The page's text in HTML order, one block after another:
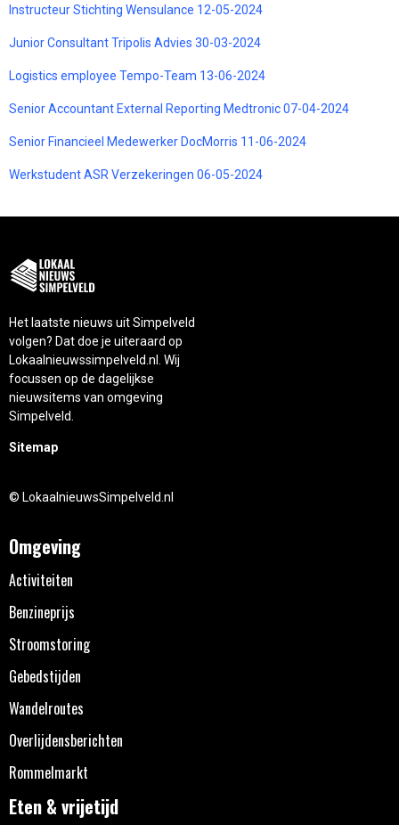
Instructeur Stichting Wensulance 12-05-2024
Junior Consultant Tripolis Advies 30-03-2024
Logistics employee Tempo-Team 13-06-2024
Senior Accountant External Reporting Medtronic 07-04-2024
Senior Financieel Medewerker DocMorris 11-06-2024
Werkstudent ASR Verzekeringen 06-05-2024
Het laatste nieuws uit Simpelveld
volgen? Dat doe je uiteraard op
Lokaalnieuwssimpelveld.nl. Wij
focussen op de dagelijkse
nieuwsitems van omgeving
Simpelveld.
Sitemap
© LokaalnieuwsSimpelveld.nl
Omgeving
Activiteiten
Benzineprijs
Stroomstoring
Gebedstijden
Wandelroutes
Overlijdensberichten
Rommelmarkt
Eten & vrijetijd